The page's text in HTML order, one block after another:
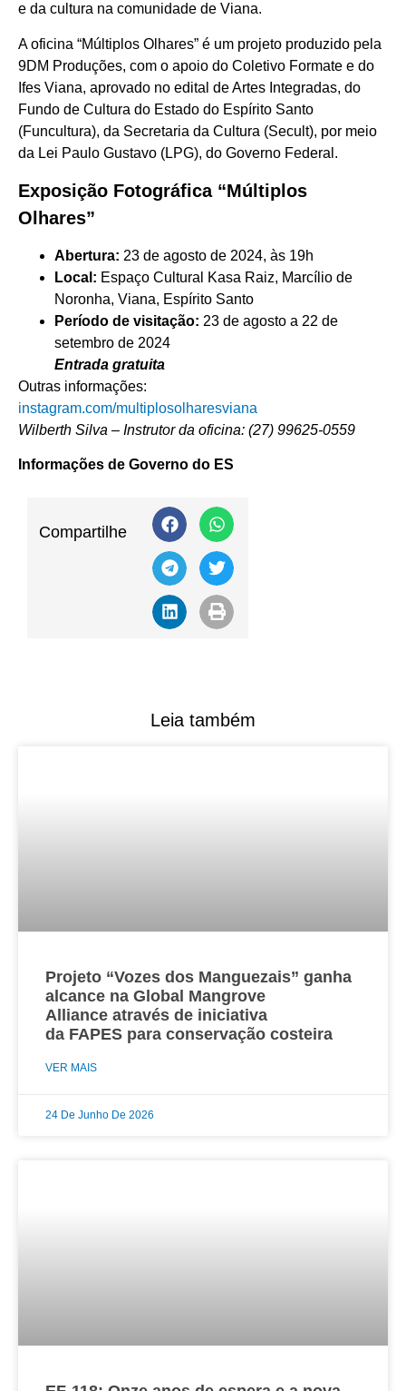
e da cultura na comunidade de Viana.
A oficina “Múltiplos Olhares” é um projeto produzido pela
9DM Produções, com o apoio do Coletivo Formate e do
Ifes Viana, aprovado no edital de Artes Integradas, do
Fundo de Cultura do Estado do Espírito Santo
(Funcultura), da Secretaria da Cultura (Secult), por meio
da Lei Paulo Gustavo (LPG), do Governo Federal.
Exposição Fotográfica “Múltiplos
Olhares”
Abertura: 23 de agosto de 2024, às 19h
Local: Espaço Cultural Kasa Raiz, Marcílio de
Noronha, Viana, Espírito Santo
Período de visitação: 23 de agosto a 22 de
setembro de 2024
Entrada gratuita
Outras informações:
instagram.com/multiplosolharesviana
Wilberth Silva – Instrutor da oficina: (27) 99625-0559
Informações de Governo do ES
Compartilhe
Leia também
Projeto “Vozes dos Manguezais” ganha
alcance na Global Mangrove
Alliance através de iniciativa
da FAPES para conservação costeira
VER MAIS
24 De Junho De 2026